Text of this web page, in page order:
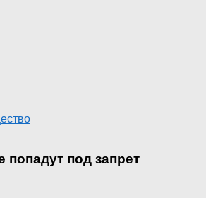
под запрет